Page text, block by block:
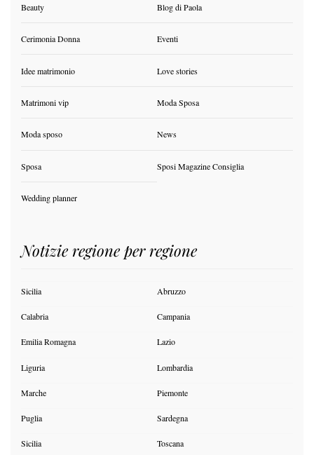
Beauty Blog di Paola
Cerimonia Donna Eventi
Idee matrimonio Love stories
Matrimoni vip Moda Sposa
Moda sposo News
Sposa Sposi Magazine Consiglia
Wedding planner
Notizie regione per regione
Sicilia Abruzzo
Calabria Campania
Emilia Romagna Lazio
Liguria Lombardia
Marche Piemonte
Puglia Sardegna
Sicilia Toscana